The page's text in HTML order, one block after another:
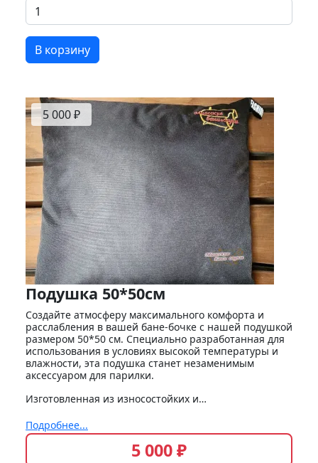
В корзину
5 000 ₽
Подушка 50*50см
Создайте атмосферу максимального комфорта и
расслабления в вашей бане-бочке с нашей подушкой
размером 50*50 см. Специально разработанная для
использования в условиях высокой температуры и
влажности, эта подушка станет незаменимым
аксессуаром для парилки.
Изготовленная из износостойких и…
Подробнее...
5 000 ₽